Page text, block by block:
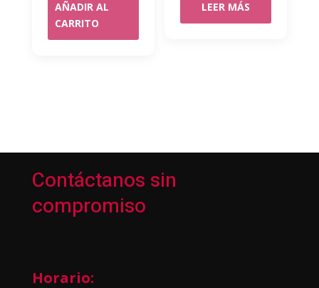
AÑADIR AL
CARRITO
LEER MÁS
Contáctanos sin
compromiso
Horario: